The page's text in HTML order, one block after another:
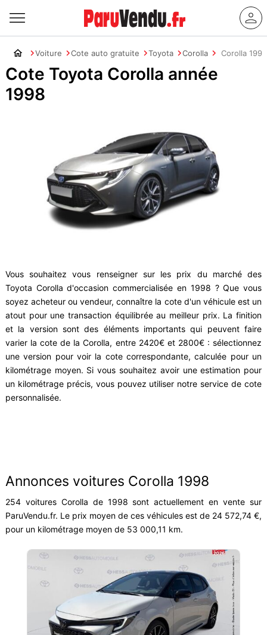
Voiture Cote auto gratuite Toyota Corolla Corolla 1998
Cote Toyota Corolla année
1998
Vous souhaitez vous renseigner sur les prix du marché des
Toyota Corolla d'occasion commercialisée en 1998 ? Que vous
soyez acheteur ou vendeur, connaître la cote d'un véhicule est un
atout pour une transaction équilibrée au meilleur prix. La finition
et la version sont des éléments importants qui peuvent faire
varier la cote de la Corolla, entre 2420€ et 2800€ : sélectionnez
une version pour voir la cote correspondante, calculée pour un
kilométrage moyen. Si vous souhaitez avoir une estimation pour
un kilométrage précis, vous pouvez utiliser notre service de cote
personnalisée.
Annonces voitures Corolla 1998
254 voitures Corolla de 1998 sont actuellement en vente sur
ParuVendu.fr. Le prix moyen de ces véhicules est de 24 572,74 €,
pour un kilométrage moyen de 53 000,11 km.